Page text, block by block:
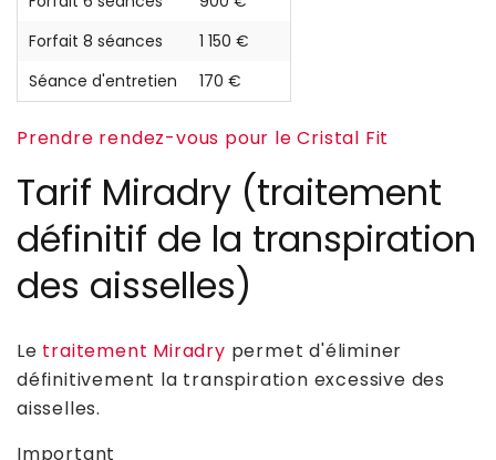
Forfait 8 séances
1 150 €
Séance d'entretien
170 €
Prendre rendez-vous pour le Cristal Fit
Tarif Miradry (traitement
définitif de la transpiration
des aisselles)
Le traitement Miradry permet d'éliminer
définitivement la transpiration excessive des
aisselles.
Important